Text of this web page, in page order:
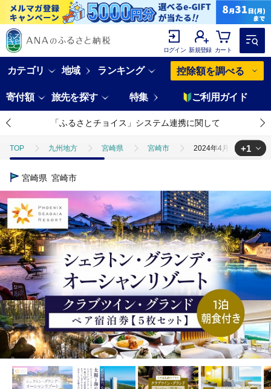
ログイン 新規登録 カート
カテゴリ 地域 ランキング 控除額を調べる
寄付額 旅先を探す 特集 ご利用ガイド
「ふるさとチョイス」システム連携に関して
TOP 九州地方 宮崎県 宮崎市 2024年4月発券分より
TOP
+1
宮崎県 宮崎市